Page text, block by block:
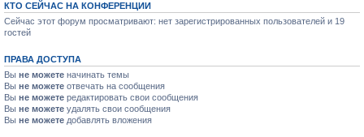
КТО СЕЙЧАС НА КОНФЕРЕНЦИИ
Сейчас этот форум просматривают: нет зарегистрированных пользователей и 19
гостей
ПРАВА ДОСТУПА
Вы не можете начинать темы
Вы не можете отвечать на сообщения
Вы не можете редактировать свои сообщения
Вы не можете удалять свои сообщения
Вы не можете добавлять вложения